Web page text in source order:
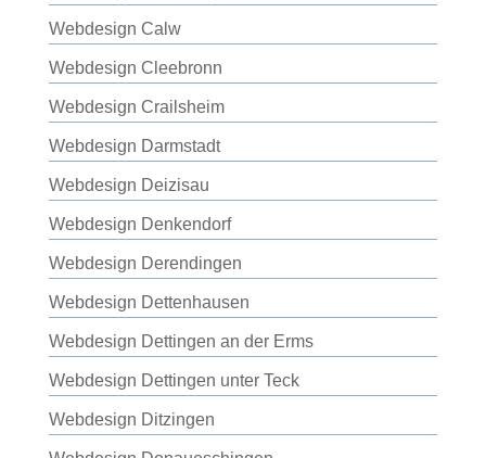
Webdesign Calw
Webdesign Cleebronn
Webdesign Crailsheim
Webdesign Darmstadt
Webdesign Deizisau
Webdesign Denkendorf
Webdesign Derendingen
Webdesign Dettenhausen
Webdesign Dettingen an der Erms
Webdesign Dettingen unter Teck
Webdesign Ditzingen